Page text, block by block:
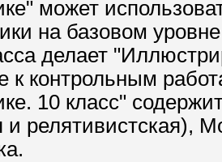
может
на базовом
делает
к контрольным
10 класс"
и релятивистская),